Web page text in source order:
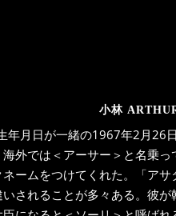
小林
年月日が一緒の1967年2月26
海外では＜アーサー＞と名乗
ームをつけてくれた。「ア
されることが多々ある。彼